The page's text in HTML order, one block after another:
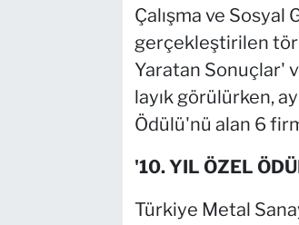
Çalışma ve Sosyal
gerçekleştirilen
Yaratan Sonuçlar'
layık görülürken,
Ödülü'nü alan 6
'10. YIL ÖZEL
Türkiye Metal